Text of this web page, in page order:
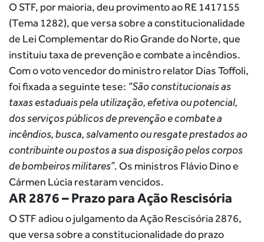
O STF, por maioria, deu provimento ao RE 1417155
(Tema 1282), que versa sobre a constitucionalidade
de Lei Complementar do Rio Grande do Norte, que
instituiu taxa de prevenção e combate a incêndios.
Com o voto vencedor do ministro relator Dias Toffoli,
foi fixada a seguinte tese: “São constitucionais as
taxas estaduais pela utilização, efetiva ou potencial,
dos serviços públicos de prevenção e combate a
incêndios, busca, salvamento ou resgate prestados ao
contribuinte ou postos a sua disposição pelos corpos
de bombeiros militares”. Os ministros Flávio Dino e
Cármen Lúcia restaram vencidos.
AR 2876 – Prazo para Ação Rescisória
O STF adiou o julgamento da Ação Rescisória 2876,
que versa sobre a constitucionalidade do prazo